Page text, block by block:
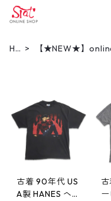
HO
【★NEW★】
古着 90年代 US
A製 HANES ヘ